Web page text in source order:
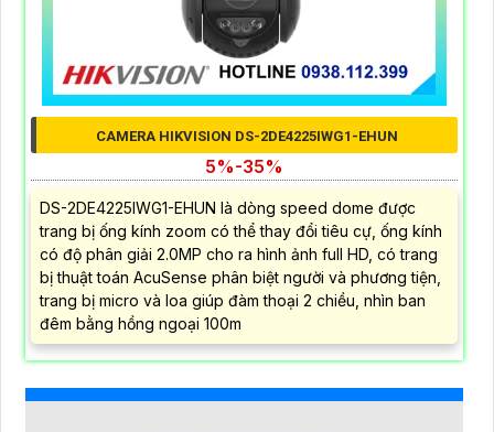
CAMERA HIKVISION DS-2DE4225IWG1-EHUN
5%-35%
DS-2DE4225IWG1-EHUN là dòng speed dome được
trang bị ống kính zoom có thể thay đổi tiêu cự, ống kính
có độ phân giải 2.0MP cho ra hình ảnh full HD, có trang
bị thuật toán AcuSense phân biệt người và phương tiện,
trang bị micro và loa giúp đàm thoại 2 chiều, nhìn ban
đêm bằng hồng ngoại 100m